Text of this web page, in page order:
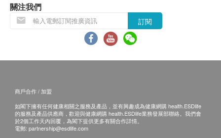
關注我們
訂閱
商戶合作 / 加盟
如閣下擁有任何健康相關之服務及產品，並有興趣成為健康網購 health.ESDlife
的服務及產品供應商，歡迎與健康網購 health.ESDlife業務發展部聯絡。我們會
於2個工作天內回覆，為閣下提供更多有關合作詳情。
電郵: partnership@esdlife.com